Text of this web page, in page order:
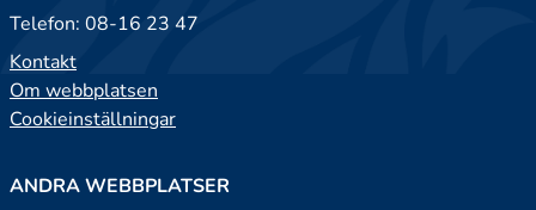
Telefon: 08-16 23 47
Kontakt
Om webbplatsen
Cookieinställningar
ANDRA WEBBPLATSER